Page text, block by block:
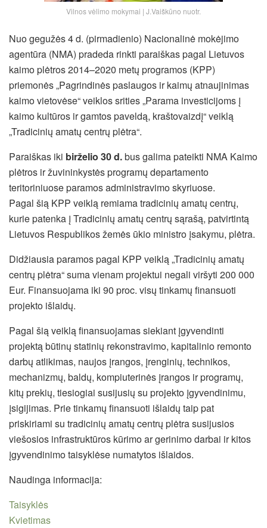
Vilnos vėlimo mokymai | J.Vaiškūno nuotr.
Nuo gegužės 4 d. (pirmadienio) Nacionalinė mokėjimo
agentūra (NMA) pradeda rinkti paraiškas pagal Lietuvos
kaimo plėtros 2014–2020 metų programos (KPP)
priemonės „Pagrindinės paslaugos ir kaimų atnaujinimas
kaimo vietovėse“ veiklos srities „Parama investicijoms į
kaimo kultūros ir gamtos paveldą, kraštovaizdį“ veiklą
„Tradicinių amatų centrų plėtra“.
Paraiškas iki birželio 30 d.bus galima pateikti NMA Kaimo
plėtros ir žuvininkystės programų departamento
teritoriniuose paramos administravimo skyriuose.
Pagal šią KPP veiklą remiama tradicinių amatų centrų,
kurie patenka į Tradicinių amatų centrų sąrašą, patvirtintą
Lietuvos Respublikos žemės ūkio ministro įsakymu, plėtra.
Didžiausia paramos pagal KPP veiklą „Tradicinių amatų
centrų plėtra“ suma vienam projektui negali viršyti 200 000
Eur. Finansuojama iki 90 proc. visų tinkamų finansuoti
projekto išlaidų.
Pagal šią veiklą finansuojamas siekiant įgyvendinti
projektą būtinų statinių rekonstravimo, kapitalinio remonto
darbų atlikimas, naujos įrangos, įrenginių, technikos,
mechanizmų, baldų, kompiuterinės įrangos ir programų,
kitų prekių, tiesiogiai susijusių su projekto įgyvendinimu,
įsigijimas. Prie tinkamų finansuoti išlaidų taip pat
priskiriami su tradicinių amatų centrų plėtra susijusios
viešosios infrastruktūros kūrimo ar gerinimo darbai ir kitos
įgyvendinimo taisyklėse numatytos išlaidos.
Naudinga informacija:
Taisyklės
Kvietimas